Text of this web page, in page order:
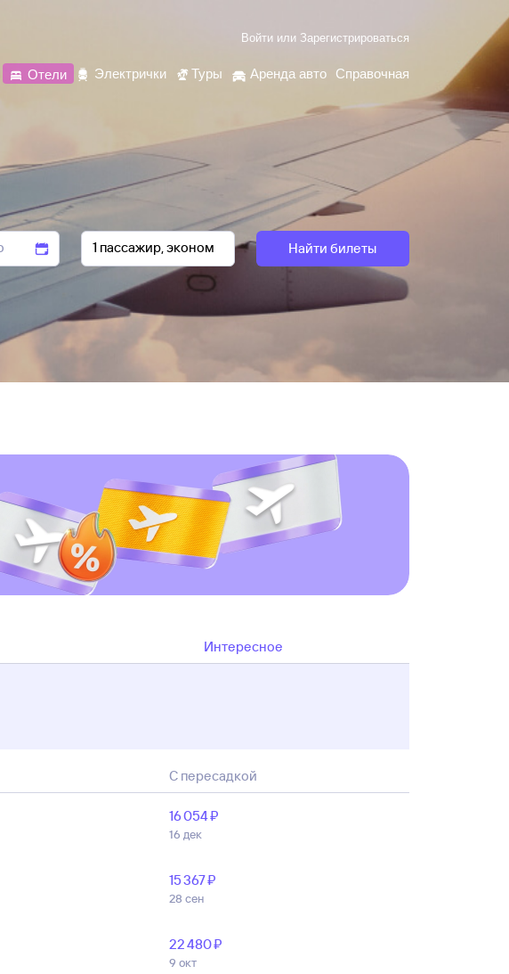
Войти или Зарегистрироваться
Отели Электрички Туры Аренда авто Справочная
Найти билеты
Интересное
С пересадкой
16 ⁠054 ⁠₽
16 дек
15 ⁠367 ⁠₽
28 сен
22 ⁠480 ⁠₽
9 окт